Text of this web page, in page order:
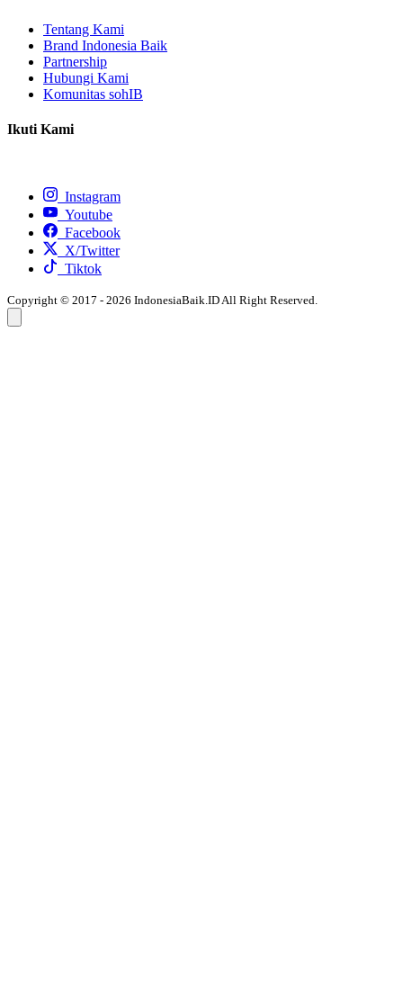
Tentang Kami
Brand Indonesia Baik
Partnership
Hubungi Kami
Komunitas sohIB
Ikuti Kami
Instagram
Youtube
Facebook
X/Twitter
Tiktok
Copyright © 2017 - 2026 IndonesiaBaik.ID All Right Reserved.